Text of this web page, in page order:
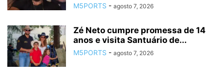
M5PORTS - agosto 7, 2026
Zé Neto cumpre promessa de 14
anos e visita Santuário de...
M5PORTS - agosto 7, 2026